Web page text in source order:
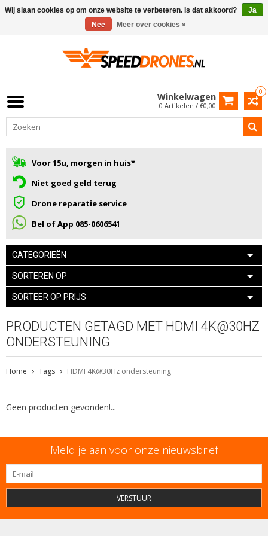
0
Winkelwagen
0 Artikelen / €0,00
Voor 15u, morgen in huis*
Niet goed geld terug
Drone reparatie service
Bel of App 085-0606541
CATEGORIEËN
SORTEREN OP
SORTEER OP PRIJS
PRODUCTEN GETAGD MET HDMI 4K@30HZ
ONDERSTEUNING
Home Tags HDMI 4K@30Hz ondersteuning
Geen producten gevonden!...
Meld je aan voor onze nieuwsbrief
VERSTUUR
Wij slaan cookies op om onze website te verbeteren. Is dat akkoord?
Ja
Nee
Meer over cookies »